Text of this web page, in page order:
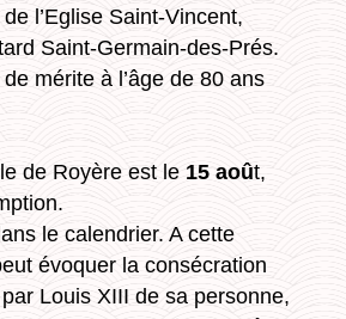
l’Eglise Saint-Vincent,
Saint-Germain-des-Prés.
mérite à l’âge de 80 ans
de Royère est le 15 août,
le calendrier. A cette
évoquer la consécration
Louis XIII de sa personne,